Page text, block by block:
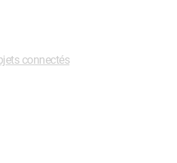
connectés